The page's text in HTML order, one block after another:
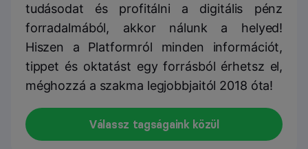
tudásodat és profitálni a digitális pénz
forradalmából, akkor nálunk a helyed!
Hiszen a Platformról minden információt,
tippet és oktatást egy forrásból érhetsz el,
méghozzá a szakma legjobbjaitól 2018 óta!
Válassz tagságaink közül